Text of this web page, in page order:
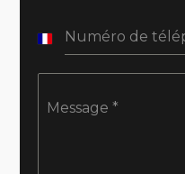
Numéro de
France
Message*